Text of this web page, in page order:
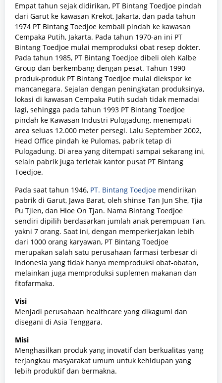
Empat tahun sejak didirikan, PT Bintang Toedjoe pindah
dari Garut ke kawasan Krekot, Jakarta, dan pada tahun
1974 PT Bintang Toedjoe kembali pindah ke kawasan
Cempaka Putih, Jakarta. Pada tahun 1970-an ini PT
Bintang Toedjoe mulai memproduksi obat resep dokter.
Pada tahun 1985, PT Bintang Toedjoe dibeli oleh Kalbe
Group dan berkembang dengan pesat. Tahun 1990
produk-produk PT Bintang Toedjoe mulai diekspor ke
mancanegara. Sejalan dengan peningkatan produksinya,
lokasi di kawasan Cempaka Putih sudah tidak memadai
lagi, sehingga pada tahun 1993 PT Bintang Toedjoe
pindah ke Kawasan Industri Pulogadung, menempati
area seluas 12.000 meter persegi. Lalu September 2002,
Head Office pindah ke Pulomas, pabrik tetap di
Pulogadung. Di area yang ditempati sampai sekarang ini,
selain pabrik juga terletak kantor pusat PT Bintang
Toedjoe.
Pada saat tahun 1946, PT. Bintang Toedjoe mendirikan
pabrik di Garut, Jawa Barat, oleh shinse Tan Jun She, Tjia
Pu Tjien, dan Hioe On Tjan. Nama Bintang Toedjoe
sendiri dipilih berdasarkan jumlah anak perempuan Tan,
yakni 7 orang. Saat ini, dengan memperkerjakan lebih
dari 1000 orang karyawan, PT Bintang Toedjoe
merupakan salah satu perusahaan farmasi terbesar di
Indonesia yang tidak hanya memproduksi obat-obatan,
melainkan juga memproduksi suplemen makanan dan
fitofarmaka.
Visi
Menjadi perusahaan healthcare yang dikagumi dan
disegani di Asia Tenggara.
Misi
Menghasilkan produk yang inovatif dan berkualitas yang
terjangkau masyarakat umum untuk kehidupan yang
lebih produktif dan bermakna.